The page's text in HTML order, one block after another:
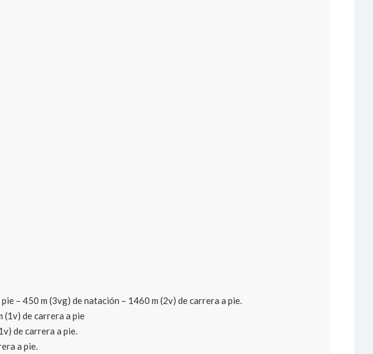
– 450 m (3vg) de natación – 1460 m (2v) de carrera a pie.
de carrera a pie
de carrera a pie.
a pie.